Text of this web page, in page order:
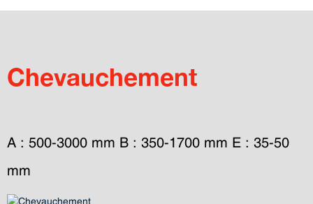
Chevauchement
A : 500-3000 mm B : 350-1700 mm E : 35-50
mm